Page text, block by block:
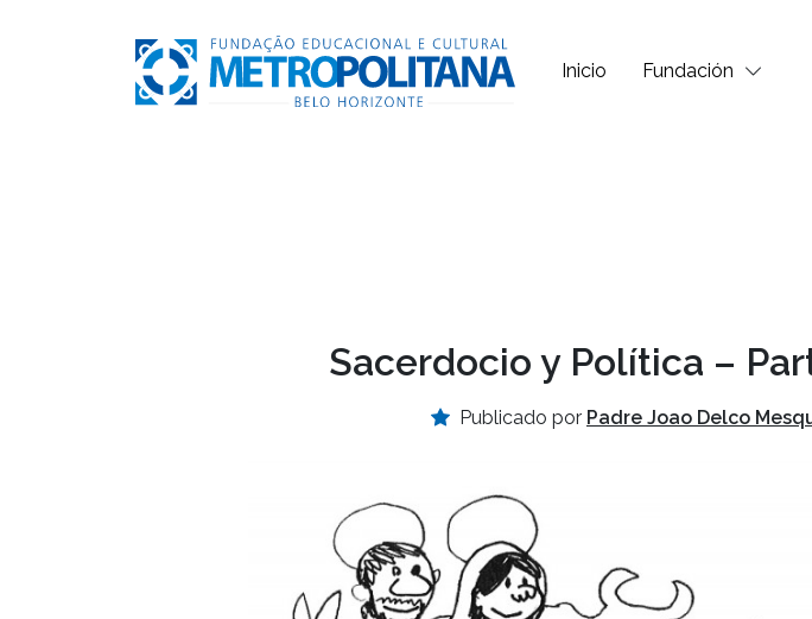
Inicio Fundación
Sacerdocio y Política –
Publicado por Padre Joao Delco